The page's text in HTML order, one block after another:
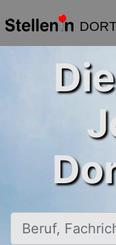
Beruf, Fachrichtung,